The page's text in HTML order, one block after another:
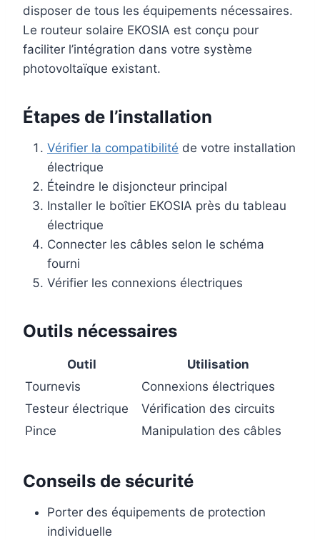
disposer de tous les équipements nécessaires.
Le routeur solaire EKOSIA est conçu pour
faciliter l’intégration dans votre système
photovoltaïque existant.
Étapes de l’installation
Vérifier la compatibilité de votre installation
électrique
Éteindre le disjoncteur principal
Installer le boîtier EKOSIA près du tableau
électrique
Connecter les câbles selon le schéma
fourni
Vérifier les connexions électriques
Outils nécessaires
Outil
Utilisation
Tournevis
Connexions électriques
Testeur électrique
Vérification des circuits
Pince
Manipulation des câbles
Conseils de sécurité
Porter des équipements de protection
individuelle